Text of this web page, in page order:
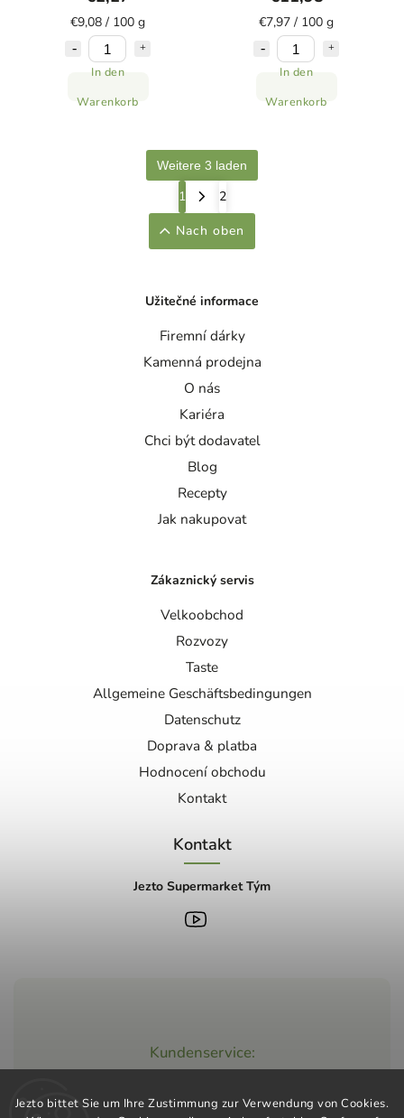
Jezto bittet Sie um Ihre Zustimmung zur Verwendung von Cookies.
€9,08 / 100 g
In den
Warenkorb
€7,97 / 100 g
In den
Warenkorb
Weitere 3 laden
1
2
Nach oben
Kundenservice:
Užitečné informace
Firemní dárky
Kamenná prodejna
O nás
Kariéra
Chci být dodavatel
Blog
Recepty
Jak nakupovat
Zákaznický servis
Velkoobchod
Rozvozy
Taste
Allgemeine Geschäftsbedingungen
Datenschutz
Doprava & platba
Hodnocení obchodu
Kontakt
Kontakt
Jezto Supermarket Tým